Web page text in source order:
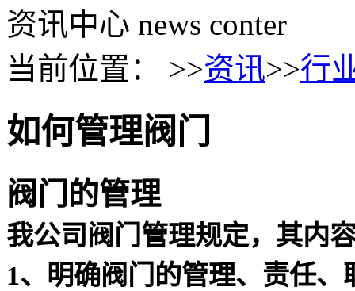
资讯中心 news conter
当前位置： >>资讯>>行
如何管理阀门
阀门的管理
我公司 阀门管理规定，其内
1、明确阀门的管理、责任